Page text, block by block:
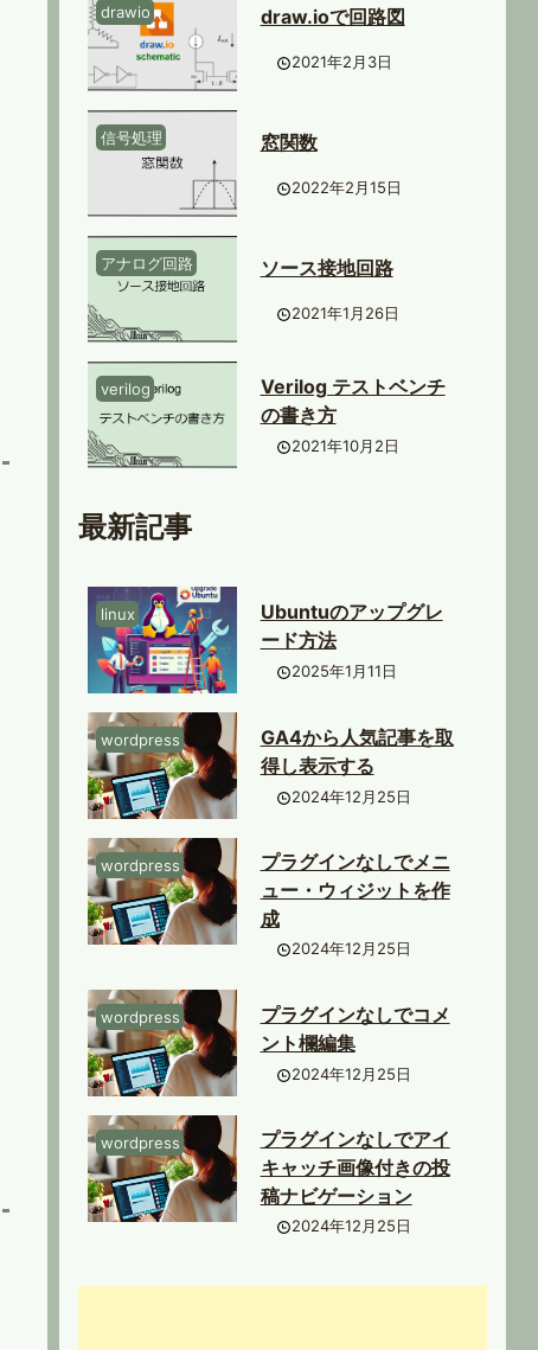
drawio draw.ioで回路図
2021年2月3日
信号処理 窓関数
2022年2月15日
アナログ回路 ソース接地回路
2021年1月26日
verilog
Verilog テストベンチ
の書き方
2021年10月2日
最新記事
linux
Ubuntuのアップグレ
ード方法
2025年1月11日
wordpress
GA4から人気記事を取
得し表示する
2024年12月25日
wordpress
プラグインなしでメニ
ュー・ウィジットを作
成
2024年12月25日
wordpress
プラグインなしでコメ
ント欄編集
2024年12月25日
wordpress
プラグインなしでアイ
キャッチ画像付きの投
稿ナビゲーション
2024年12月25日